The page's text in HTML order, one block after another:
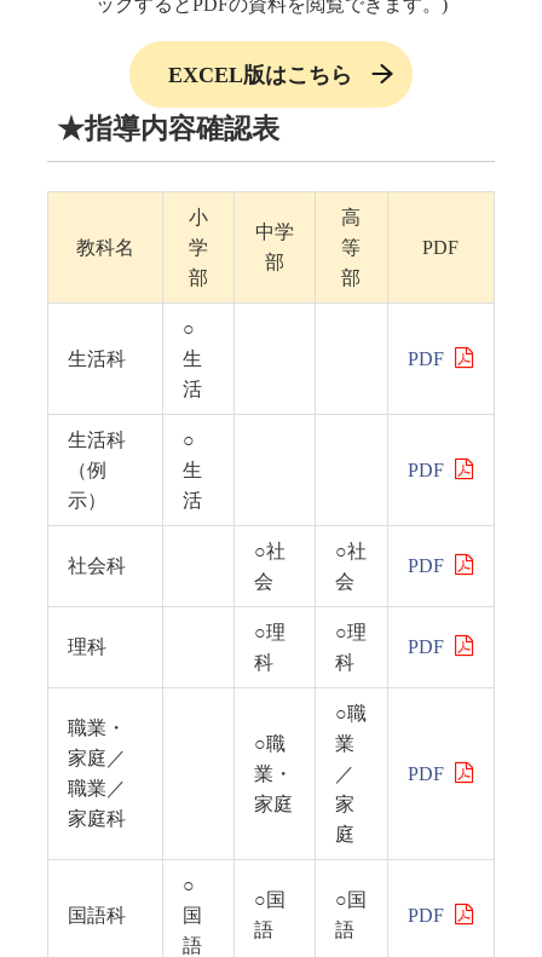
EXCEL版はこちら
★指導内容確認表
教科名
小
学
部
中学
部
高
等
部
PDF
生活科
○
生
活
PDF
生活科
（例
示）
○
生
活
PDF
社会科
○社
会
○社
会
PDF
理科
○理
科
○理
科
PDF
職業・
家庭／
職業／
家庭科
○職
業・
家庭
○職
業
／
家
庭
PDF
国語科
○
国
語
○国
語
○国
語
PDF